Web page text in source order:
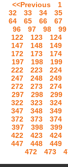
<<Previous 1
32
33 34 35
64
65 66 67
96
97 98 99
122
123 124
147
148 149
172
173 174
197
198 199
222
223 224
247
248 249
272
273 274
297
298 299
322
323 324
347
348 349
372
373 374
397
398 399
422
423 424
447
448 449
472
473